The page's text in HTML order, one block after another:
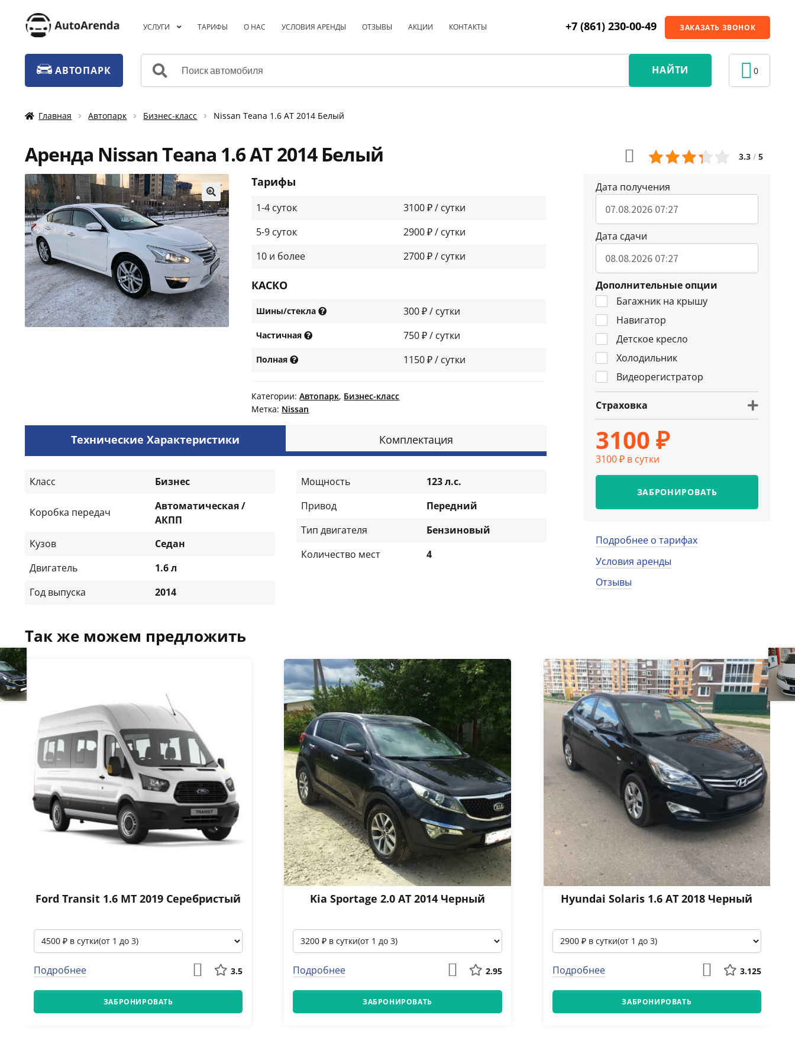
УСЛУГИ ТАРИФЫ О НАС УСЛОВИЯ АРЕНДЫ ОТЗЫВЫ АКЦИИ КОНТАКТЫ +7 (861) 230-00-49 ЗАКАЗАТЬ ЗВОНОК
АВТОПАРК
Искать:
НАЙТИ 0
Главная Автопарк Бизнес-класс Nissan Teana 1.6 АТ 2014 Белый
Аренда Nissan Teana 1.6 АТ 2014 Белый 3.3 / 5
🔍
Тарифы
1-4 суток
3100 ₽ / сутки
5-9 суток
2900 ₽ / сутки
10 и более
2700 ₽ / сутки
КАСКО
Шины/стекла 300 ₽ / сутки
Частичная 750 ₽ / сутки
Полная 1150 ₽ / сутки
Категории:Автопарк, Бизнес-класс
Метка: Nissan
Технические Характеристики Комплектация
Класс Бизнес
Коробка передач
Автоматическая /
АКПП
Кузов
Седан
Двигатель
1.6 л
Год выпуска
2014
Мощность
123 л.с.
Привод
Передний
Тип двигателя
Бензиновый
Количество мест
4
Дата получения
Дата сдачи
Дополнительные опции
Багажник на крышу
Навигатор
Детское кресло
Холодильник
Видеорегистратор
Страховка
3100 ₽
3100 ₽ в сутки
ЗАБРОНИРОВАТЬ
Подробнее о тарифах
Условия аренды
Отзывы
Так же можем предложить
Ford Тransit 1.6 МТ 2019 Серебристый
Подробнее 3.5
ЗАБРОНИРОВАТЬ
Kia Sportage 2.0 АТ 2014 Черный
Подробнее 2.95
ЗАБРОНИРОВАТЬ
Hyundai Solaris 1.6 АТ 2018 Черный
Подробнее 3.125
ЗАБРОНИРОВАТЬ